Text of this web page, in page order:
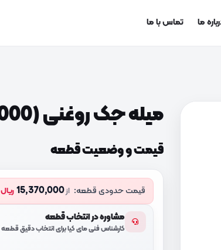
ما تماس با ما
میله جک روغنی (091213E000)
قیمت و وضعیت قطعه
قیمت حدودی قطعه: از15,370,000 ریال
مشاوره در انتخاب قطعه
کارشناس فنی مای کیا برای انتخاب دقیق